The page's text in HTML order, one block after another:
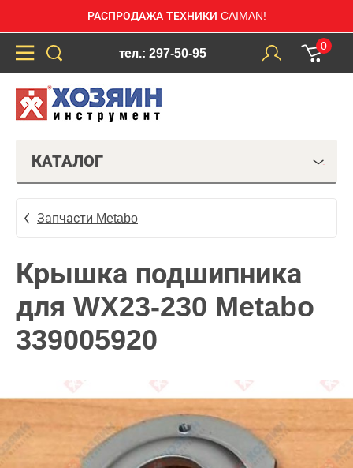
РАСПРОДАЖА ТЕХНИКИ CAIMAN!
тел.: 297-50-95
0
КАТАЛОГ
Запчасти Metabo
Крышка подшипника
для WX23-230 Metabo
339005920